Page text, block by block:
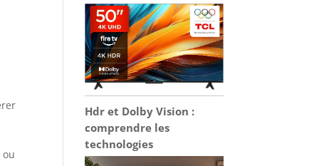
ou
Hdr et Dolby Vision :
comprendre les
technologies